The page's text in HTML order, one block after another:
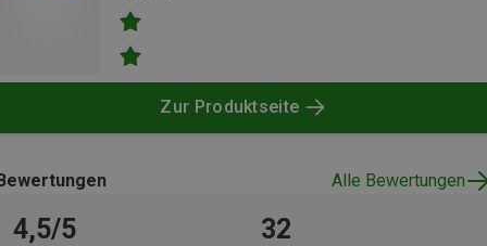
Zur Produktseite
Alle Bewertungen
4,5/5 32